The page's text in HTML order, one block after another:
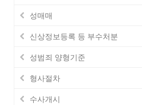
성매매
신상정보등록 등 부수처분
성범죄 양형기준
형사절차
수사개시